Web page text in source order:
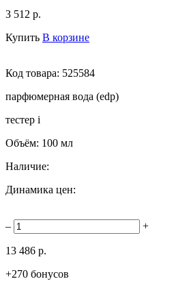
3 512 р.
Купить В корзине
Код товара: 525584
парфюмерная вода (edp)
тестер i
Объём: 100 мл
Наличие:
Динамика цен:
– +
13 486 р.
+270 бонусов